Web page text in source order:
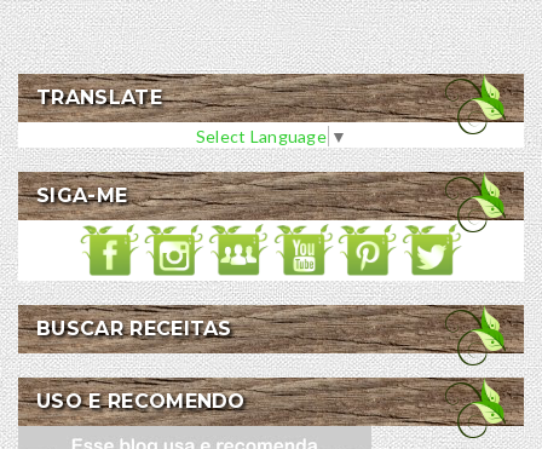
TRANSLATE
Select Language ▼
SIGA-ME
BUSCAR RECEITAS
USO E RECOMENDO